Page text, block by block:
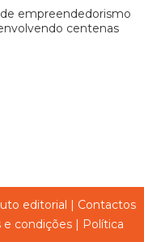
empreendedorismo
centenas
editorial | Contactos
e condições | Política